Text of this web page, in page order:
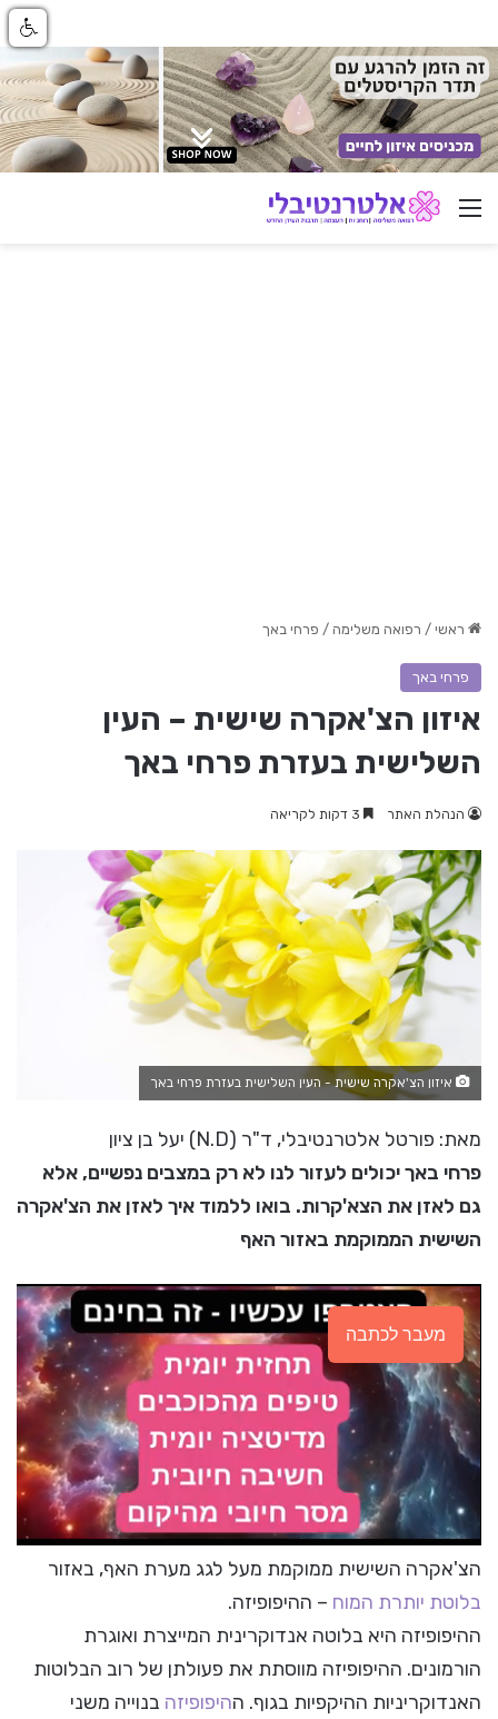
ניווט באתר
ראשי / רפואה משלימה / פרחי באך
פרחי באך
איזון הצ'אקרה שישית – העין
השלישית בעזרת פרחי באך
הנהלת האתר
איזון הצ'אקרה שישית - העין השלישית בעזרת פרחי באך
מאת: פורטל אלטרנטיבלי, ד"ר (N.D) יעל בן ציון
פרחי באך יכולים לעזור לנו לא רק במצבים נפשיים, אלא
גם לאזן את הצא'קרות. בואו ללמוד איך לאזן את הצ'אקרה
השישית הממוקמת באזור האף
מעבר לכתבה
הצ'אקרה השישית ממוקמת מעל לגג מערת האף, באזור
בלוטת יותרת המוח – ההיפופיזה.
ההיפופיזה היא בלוטה אנדוקרינית המייצרת ואוגרת
הורמונים. ההיפופיזה מווסתת את פעולתן של רוב הבלוטות
האנדוקריניות ההיקפיות בגוף. ההיפופיזה בנוייה משני